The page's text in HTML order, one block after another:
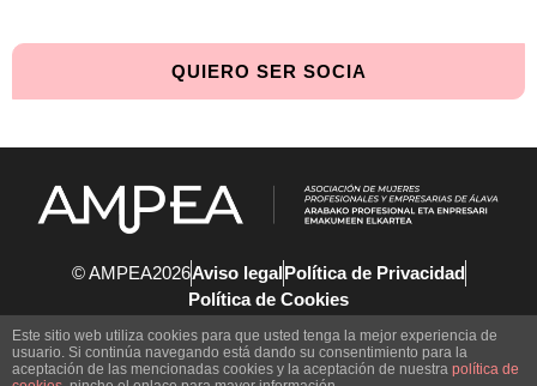
QUIERO SER SOCIA
© AMPEA2026Aviso legalPolítica de Privacidad
Política de Cookies
Este sitio web utiliza cookies para que usted tenga la mejor experiencia de
usuario. Si continúa navegando está dando su consentimiento para la
aceptación de las mencionadas cookies y la aceptación de nuestra política de